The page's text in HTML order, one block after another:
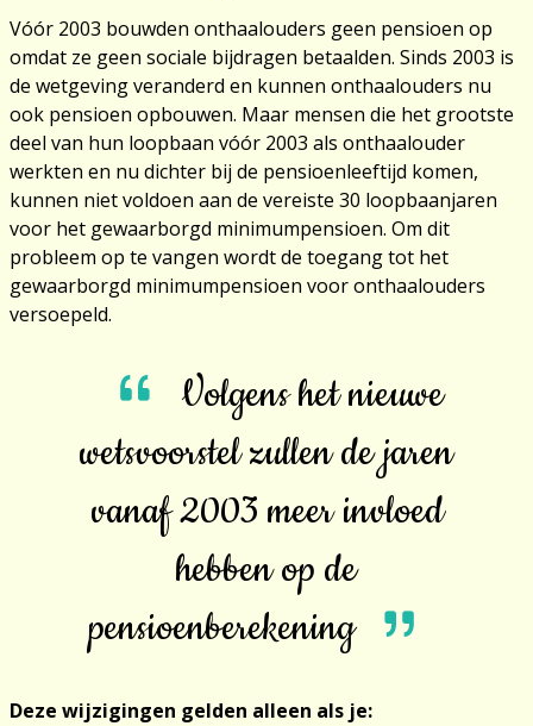
Vóór 2003 bouwden onthaalouders geen pensioen op
omdat ze geen sociale bijdragen betaalden. Sinds 2003 is
de wetgeving veranderd en kunnen onthaalouders nu
ook pensioen opbouwen. Maar mensen die het grootste
deel van hun loopbaan vóór 2003 als onthaalouder
werkten en nu dichter bij de pensioenleeftijd komen,
kunnen niet voldoen aan de vereiste 30 loopbaanjaren
voor het gewaarborgd minimumpensioen. Om dit
probleem op te vangen wordt de toegang tot het
gewaarborgd minimumpensioen voor onthaalouders
versoepeld.
Volgens het nieuwe
wetsvoorstel zullen de jaren
vanaf 2003 meer invloed
hebben op de
pensioenberekening
Deze wijzigingen gelden alleen als je: